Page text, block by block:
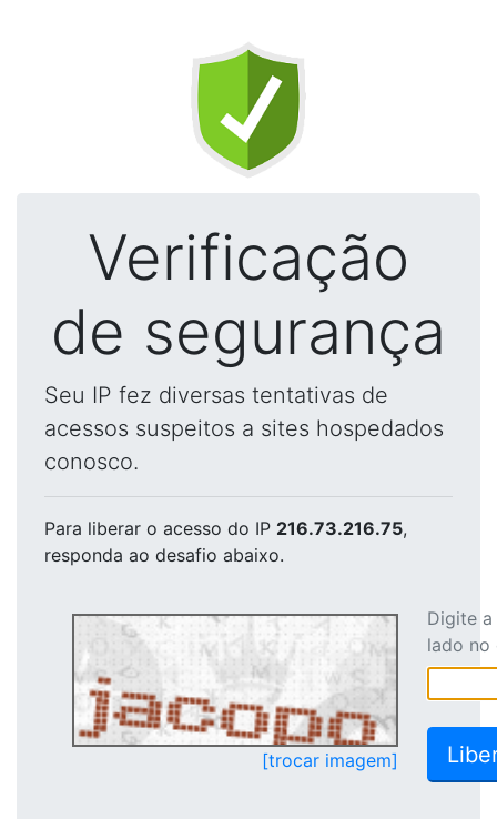
Verificação
de segurança
Seu IP fez diversas tentativas de
acessos suspeitos a sites hospedados
conosco.
Para liberar o acesso do IP 216.73.216.75,
responda ao desafio abaixo.
[trocar imagem]
Digite
lado no